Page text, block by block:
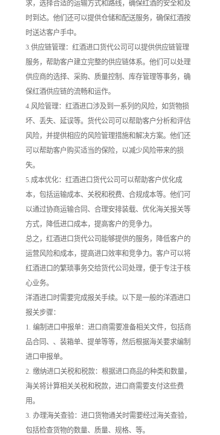
求，选择合适的运输方式和路线，确保红酒的安全和及
时到达。他们还可以提供仓储和配送服务，确保红酒按
时送达客户手中。
3.供应链管理：红酒进口货代公司可以提供供应链管理
服务，帮助客户建立完整的供应链体系。他们可以处理
供应商的选择、采购、质量控制、库存管理等事务，确
保红酒供应链的流畅和运作。
4.风险管理：红酒进口涉及到一系列的风险，如货物损
坏、丢失、延误等。货代公司可以帮助客户分析和评估
风险，并提供相应的风险管理措施和解决方案。他们还
可以帮助客户购买适当的保险，以减少风险带来的损
失。
5.成本优化：红酒进口货代公司可以帮助客户优化成
本，包括运输成本、关税和税费、合规成本等。他们可
以通过协商运输合同、合理安排装载、优化海关报关等
方式，降低进口成本，提高客户的竞争力。
总之，红酒进口货代公司能够提供的服务，降低客户的
运营风险和成本，提高进口效率和竞争力。客户可以将
红酒进口的繁琐事务交给货代公司处理，便于专注于核
心业务。
洋酒进口时需要完成报关手续。以下是一般的洋酒进口
报关步骤：
1. 编制进口申报单：进口商需要准备相关文件，包括商
品合同、、装箱单、提单等等，然后根据海关要求编制
进口申报单。
2. 缴纳进口关税和税款：根据进口商品的种类和数量，
海关将计算相关关税和税款，进口商需要支付这些费
用。
3. 办理海关查验：进口货物通关时需要经过海关查验，
包括检查货物的数量、质量、规格、等。